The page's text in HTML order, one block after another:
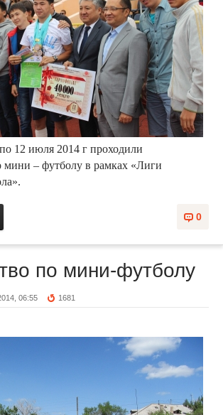
12 июля 2014 г проходили
мини – футболу в рамках «Лиги
0
по мини-футболу
06:55 1681